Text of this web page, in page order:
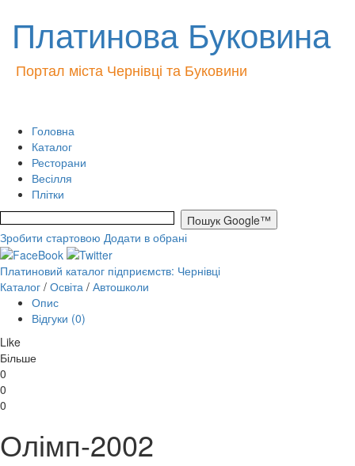
Платинова Буковина
Портал міста Чернівці та Буковини
Головна
Каталог
Ресторани
Весілля
Плітки
Зробити стартовою Додати в обрані
Платиновий каталог підприємств: Чернівці
Каталог / Освіта / Автошколи
Опис
Відгуки (0)
Like
Більше
0
0
0
Олімп-2002